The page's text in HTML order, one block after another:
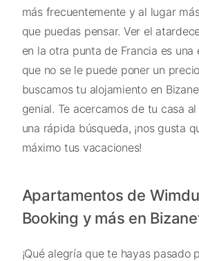
más frecuentemente y al lugar
que puedas pensar. Ver el
en la otra punta de Francia es una
que no se le puede poner un
buscamos tu alojamiento en
genial. Te acercamos de tu casa
una rápida búsqueda, ¡nos gusta
máximo tus vacaciones!
Apartamentos de
Booking y más en
¡Qué alegría que te hayas pasado